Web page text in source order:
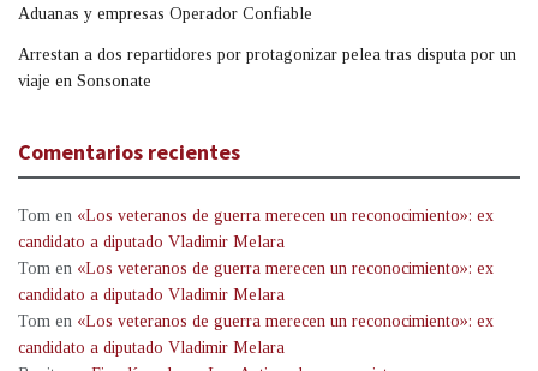
Aduanas y empresas Operador Confiable
Arrestan a dos repartidores por protagonizar pelea tras disputa por un
viaje en Sonsonate
Comentarios recientes
Tom en «Los veteranos de guerra merecen un reconocimiento»: ex
candidato a diputado Vladimir Melara
Tom en «Los veteranos de guerra merecen un reconocimiento»: ex
candidato a diputado Vladimir Melara
Tom en «Los veteranos de guerra merecen un reconocimiento»: ex
candidato a diputado Vladimir Melara